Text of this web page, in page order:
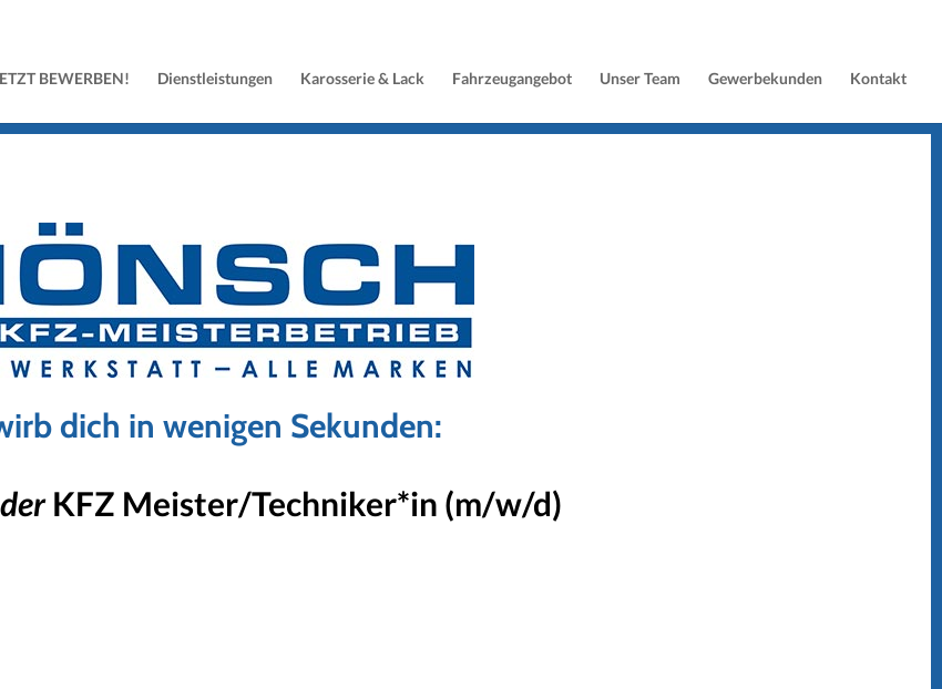
BEWERBEN! Dienstleistungen Karosserie & Lack Fahrzeugangebot Unser Team Gewerbekunden Kontakt
dich in wenigen Sekunden:
KFZ Meister/Techniker*in (m/w/d)